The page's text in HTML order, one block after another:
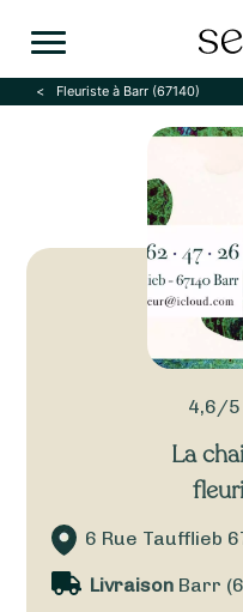
Fleuriste à Barr (67140)
4,6/5
La
6 Rue Taufflieb
LivraisonBarr